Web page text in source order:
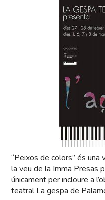
“Peixos de colors” és una
la veu de la Imma Presas
únicament per incloure a
teatral La gespa de